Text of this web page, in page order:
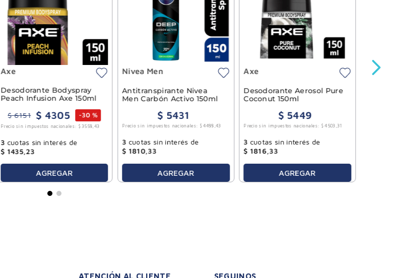
Axe
Desodorante Bodyspray
Peach Infusion Axe 150ml
$ 6151 $ 4305 -30 %
Precio sin impuestos nacionales: $ 3558 ,43
3 cuotas sin interés de
$ 1435,23
AGREGAR
Nivea Men
Antitranspirante Nivea
Men Carbón Activo 150ml
$ 5431
Precio sin impuestos nacionales: $ 4488 ,43
3 cuotas sin interés de
$ 1810,33
AGREGAR
Axe
Desodorante Aerosol Pure
Coconut 150ml
$ 5449
Precio sin impuestos nacionales: $ 4503 ,31
3 cuotas sin interés de
$ 1816,33
AGREGAR
$
ATENCIÓN AL CLIENTE SEGUINOS